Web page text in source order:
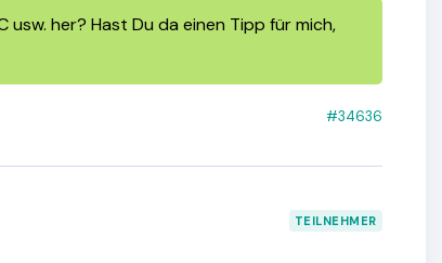
her? Hast Du da einen Tipp für mich,
#34636
TEILNEHMER